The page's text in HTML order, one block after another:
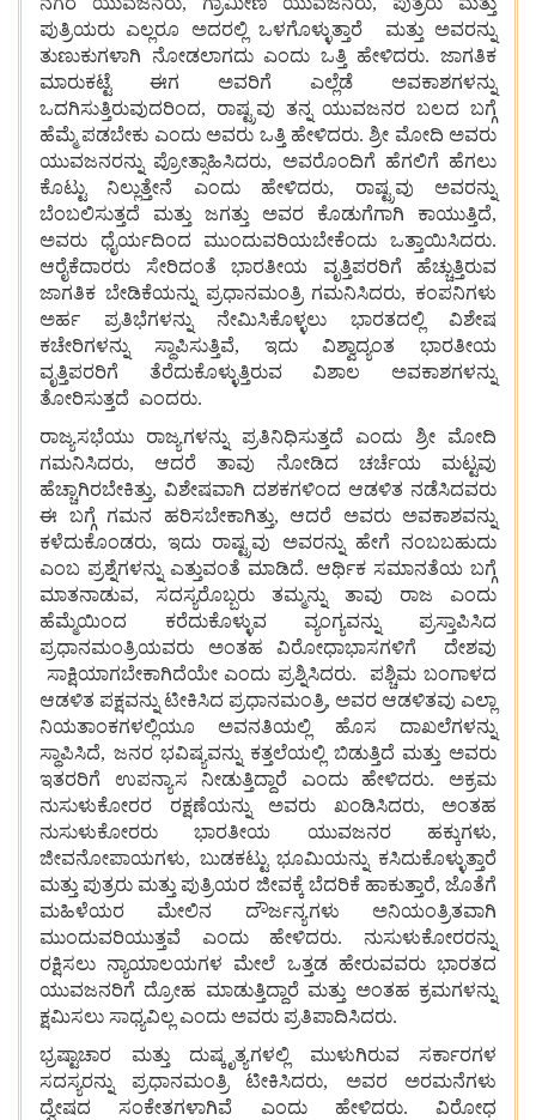
ಪುತ್ರಿಯರು ಎಲ್ಲರೂ ಅದರಲ್ಲಿ ಒಳಗೊಳ್ಳುತ್ತಾರೆ ಮತ್ತು
ಅವರನ್ನು
ತುಣುಕುಗಳಾಗಿ ನೋಡಲಾಗದು ಎಂದು ಒತ್ತಿ ಹೇಳಿದರು. ಜಾಗತಿಕ
ಮಾರುಕಟ್ಟೆ
ಈಗ ಅವರಿಗೆ ಎಲ್ಲೆಡೆ
ಅವಕಾಶಗಳನ್ನು
ಒದಗಿಸುತ್ತಿರುವುದರಿಂದ, ರಾಷ್ಟ್ರವು ತನ್ನ ಯುವಜನರ ಬಲದ ಬಗ್ಗೆ
ಹೆಮ್ಮೆ ಪಡಬೇಕು ಎಂದು ಅವರು ಒತ್ತಿ ಹೇಳಿದರು. ಶ್ರೀ ಮೋದಿ ಅವರು
ಯುವಜನರನ್ನು ಪ್ರೋತ್ಸಾಹಿಸಿದರು, ಅವರೊಂದಿಗೆ ಹೆಗಲಿಗೆ ಹೆಗಲು
ಕೊಟ್ಟು
ನಿಲ್ಲುತ್ತೇನೆ ಎಂದು ಹೇಳಿದರು, ರಾಷ್ಟ್ರವು
ಅವರನ್ನು
ಬೆಂಬಲಿಸುತ್ತದೆ
ಮತ್ತು ಜಗತ್ತು ಅವರ ಕೊಡುಗೆಗಾಗಿ
ಕಾಯುತ್ತಿದೆ,
ಅವರು
ಧೈರ್ಯದಿಂದ ಮುಂದುವರಿಯಬೇಕೆಂದು
ಒತ್ತಾಯಿಸಿದರು.
ಆರೈಕೆದಾರರು
ಸೇರಿದಂತೆ ಭಾರತೀಯ ವೃತ್ತಿಪರರಿಗೆ
ಹೆಚ್ಚುತ್ತಿರುವ
ಜಾಗತಿಕ ಬೇಡಿಕೆಯನ್ನು ಪ್ರಧಾನಮಂತ್ರಿ ಗಮನಿಸಿದರು, ಕಂಪನಿಗಳು
ಅರ್ಹ
ಪ್ರತಿಭೆಗಳನ್ನು ನೇಮಿಸಿಕೊಳ್ಳಲು ಭಾರತದಲ್ಲಿ
ವಿಶೇಷ
ಕಚೇರಿಗಳನ್ನು
ಸ್ಥಾಪಿಸುತ್ತಿವೆ, ಇದು ವಿಶ್ವಾದ್ಯಂತ
ಭಾರತೀಯ
ವೃತ್ತಿಪರರಿಗೆ
ತೆರೆದುಕೊಳ್ಳುತ್ತಿರುವ ವಿಶಾಲ
ಅವಕಾಶಗಳನ್ನು
ತೋರಿಸುತ್ತದೆ ಎಂದರು.
ರಾಜ್ಯಸಭೆಯು
ರಾಜ್ಯಗಳನ್ನು ಪ್ರತಿನಿಧಿಸುತ್ತದೆ ಎಂದು ಶ್ರೀ
ಮೋದಿ
ಗಮನಿಸಿದರು, ಆದರೆ
ತಾವು ನೋಡಿದ ಚರ್ಚೆಯ
ಮಟ್ಟವು
ಹೆಚ್ಚಾಗಿರಬೇಕಿತ್ತು, ವಿಶೇಷವಾಗಿ ದಶಕಗಳಿಂದ ಆಡಳಿತ ನಡೆಸಿದವರು
ಈ ಬಗ್ಗೆ ಗಮನ ಹರಿಸಬೇಕಾಗಿತ್ತು, ಆದರೆ
ಅವರು
ಅವಕಾಶವನ್ನು
ಕಳೆದುಕೊಂಡರು, ಇದು ರಾಷ್ಟ್ರವು
ಅವರನ್ನು ಹೇಗೆ ನಂಬಬಹುದು
ಎಂಬ ಪ್ರಶ್ನೆಗಳನ್ನು ಎತ್ತುವಂತೆ ಮಾಡಿದೆ. ಆರ್ಥಿಕ ಸಮಾನತೆಯ ಬಗ್ಗೆ
ಮಾತನಾಡುವ, ಸದಸ್ಯರೊಬ್ಬರು ತಮ್ಮನ್ನು
ತಾವು ರಾಜ
ಎಂದು
ಹೆಮ್ಮೆಯಿಂದ
ಕರೆದುಕೊಳ್ಳುವ ವ್ಯಂಗ್ಯವನ್ನು
ಪ್ರಸ್ತಾಪಿಸಿದ
ಪ್ರಧಾನಮಂತ್ರಿಯವರು ಅಂತಹ
ವಿರೋಧಾಭಾಸಗಳಿಗೆ
ದೇಶವು
ಸಾಕ್ಷಿಯಾಗಬೇಕಾಗಿದೆಯೇ ಎಂದು ಪ್ರಶ್ನಿಸಿದರು. ಪಶ್ಚಿಮ ಬಂಗಾಳದ
ಆಡಳಿತ ಪಕ್ಷವನ್ನು ಟೀಕಿಸಿದ ಪ್ರಧಾನಮಂತ್ರಿ, ಅವರ ಆಡಳಿತವು ಎಲ್ಲಾ
ನಿಯತಾಂಕಗಳಲ್ಲಿಯೂ
ಅವನತಿಯಲ್ಲಿ ಹೊಸ
ದಾಖಲೆಗಳನ್ನು
ಸ್ಥಾಪಿಸಿದೆ, ಜನರ ಭವಿಷ್ಯವನ್ನು ಕತ್ತಲೆಯಲ್ಲಿ ಬಿಡುತ್ತಿದೆ ಮತ್ತು ಅವರು
ಇತರರಿಗೆ
ಉಪನ್ಯಾಸ ನೀಡುತ್ತಿದ್ದಾರೆ ಎಂದು
ಹೇಳಿದರು. ಅಕ್ರಮ
ನುಸುಳುಕೋರರ
ರಕ್ಷಣೆಯನ್ನು ಅವರು
ಖಂಡಿಸಿದರು, ಅಂತಹ
ನುಸುಳುಕೋರರು
ಭಾರತೀಯ ಯುವಜನರ
ಹಕ್ಕುಗಳು,
ಜೀವನೋಪಾಯಗಳು, ಬುಡಕಟ್ಟು ಭೂಮಿಯನ್ನು ಕಸಿದುಕೊಳ್ಳುತ್ತಾರೆ
ಮತ್ತು ಪುತ್ರರು ಮತ್ತು ಪುತ್ರಿಯರ ಜೀವಕ್ಕೆ ಬೆದರಿಕೆ ಹಾಕುತ್ತಾರೆ, ಜೊತೆಗೆ
ಮಹಿಳೆಯರ
ಮೇಲಿನ ದೌರ್ಜನ್ಯಗಳು
ಅನಿಯಂತ್ರಿತವಾಗಿ
ಮುಂದುವರಿಯುತ್ತವೆ
ಎಂದು
ಹೇಳಿದರು. ನುಸುಳುಕೋರರನ್ನು
ರಕ್ಷಿಸಲು ನ್ಯಾಯಾಲಯಗಳ ಮೇಲೆ ಒತ್ತಡ ಹೇರುವವರು ಭಾರತದ
ಯುವಜನರಿಗೆ ದ್ರೋಹ ಮಾಡುತ್ತಿದ್ದಾರೆ ಮತ್ತು ಅಂತಹ ಕ್ರಮಗಳನ್ನು
ಕ್ಷಮಿಸಲು ಸಾಧ್ಯವಿಲ್ಲ ಎಂದು ಅವರು ಪ್ರತಿಪಾದಿಸಿದರು.
ಭ್ರಷ್ಟಾಚಾರ
ಮತ್ತು ದುಷ್ಕೃತ್ಯಗಳಲ್ಲಿ ಮುಳುಗಿರುವ
ಸರ್ಕಾರಗಳ
ಸದಸ್ಯರನ್ನು
ಪ್ರಧಾನಮಂತ್ರಿ ಟೀಕಿಸಿದರು, ಅವರ
ಅರಮನೆಗಳು
ದ್ವೇಷದ
ಸಂಕೇತಗಳಾಗಿವೆ ಎಂದು
ಹೇಳಿದರು. ವಿರೋಧ